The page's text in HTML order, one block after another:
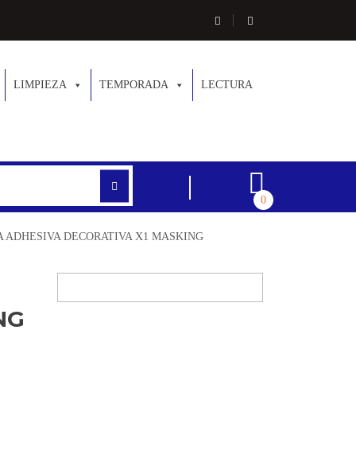
LIMPIEZA TEMPORADA LECTURA
0
ADHESIVA DECORATIVA X1 MASKING